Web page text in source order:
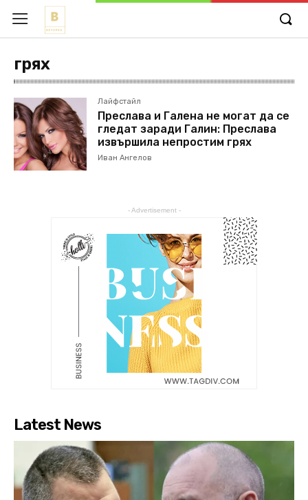
грях
Лайфстайл
Преслава и Галена не могат да се
гледат заради Галин: Преслава
извършила непростим грях
Иван Ангелов
- Advertisement -
Latest News